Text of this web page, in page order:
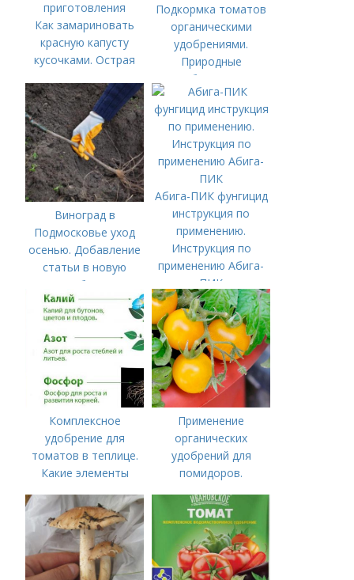
Как замариновать
красную капусту
кусочками. Острая
маринованная
крупными кусками: 6
рецептов быстрого
приготовления
Подкормка томатов
органическими
удобрениями.
Природные
удобрения для
подкормки "по листу"
Виноград в
Подмосковье уход
осенью. Добавление
статьи в новую
подборку
Абига-ПИК фунгицид
инструкция по
применению.
Инструкция по
применению Абига-
ПИК
Комплексное
удобрение для
томатов в теплице.
Какие элементы
особенности их
внесения
Применение
органических
удобрений для
помидоров.
удобрения для
томатов